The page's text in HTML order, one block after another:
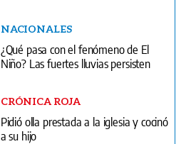
NACIONALES
¿Qué pasa con el fenómeno de El
Niño? Las fuertes lluvias persisten
CRÓNICA ROJA
Pidió olla prestada a la iglesia y cocinó
a su hijo